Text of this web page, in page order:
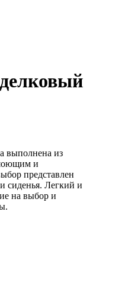
выполнена из
и
представлен
сиденья. Легкий и
на выбор и